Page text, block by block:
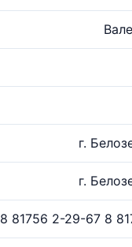
г.
г.
8 81756 2-29-67 8